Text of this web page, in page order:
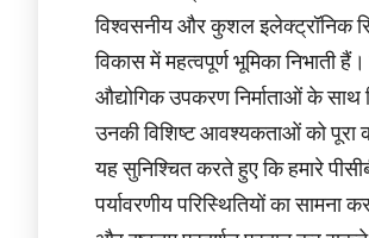
विश्वसनीय और कुशल इलेक्ट्रॉनिक
विकास में महत्वपूर्ण भूमिका निभाती
औद्योगिक उपकरण निर्माताओं के साथ
उनकी विशिष्ट आवश्यकताओं को पूरा
यह सुनिश्चित करते हुए कि हमारे
पर्यावरणीय परिस्थितियों का सामना